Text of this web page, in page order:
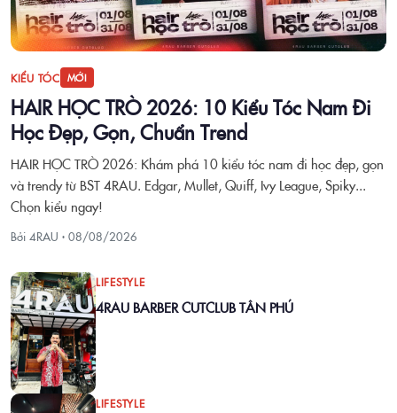
KIỂU TÓC MỚI
HAIR HỌC TRÒ 2026: 10 Kiểu Tóc Nam Đi
Học Đẹp, Gọn, Chuẩn Trend
HAIR HỌC TRÒ 2026: Khám phá 10 kiểu tóc nam đi học đẹp, gọn
và trendy từ BST 4RAU. Edgar, Mullet, Quiff, Ivy League, Spiky...
Chọn kiểu ngay!
Bởi 4RAU · 08/08/2026
LIFESTYLE
4RAU BARBER CUTCLUB TÂN PHÚ
LIFESTYLE